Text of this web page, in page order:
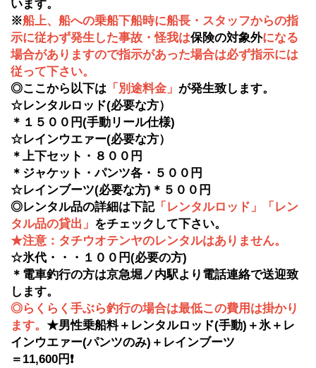
います。
※船上、船への乗船下船時に船長・スタッフからの指
示に従わず発生した事故・怪我は保険の対象外になる
場合がありますので指示があった場合は必ず指示には
従って下さい。
◎ここから以下は 「別途料金」 が発生致します。
☆レンタルロッド(必要な方）
＊１５００円(手動リール仕様)
☆レインウエァー(必要な方）
＊上下セット・８００円
＊ジャケット・パンツ各・５００円
☆レインブーツ(必要な方)＊５００円
◎レンタル品の詳細は下記「レンタルロッド」「レン
タル品の貸出」 をチェックして下さい。
★注意：タチウオテンヤのレンタルはありません。
☆氷代・・・１００円(必要の方)
＊電車釣行の方は京急堀ノ内駅より電話連絡で送迎致
します。
◎らくらく手ぶら釣行の場合は最低この費用は掛かり
ます。 ★男性乗船料＋レンタルロッド(手動)＋氷＋レ
インウエァー(パンツのみ)＋レインブーツ
＝11,600円❗